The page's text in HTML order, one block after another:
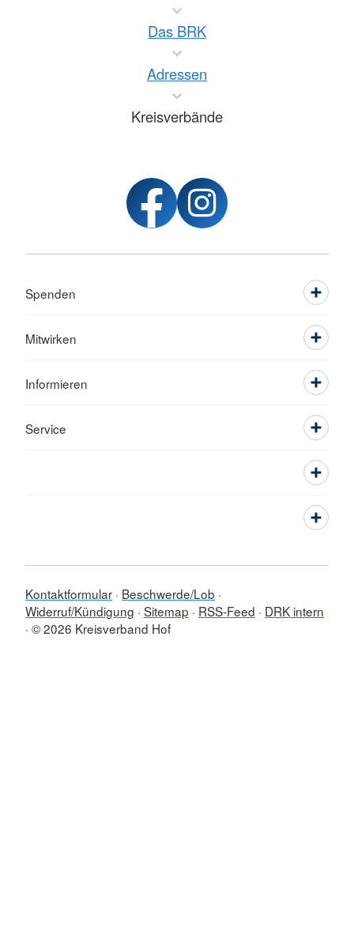
Das BRK
Adressen
Kreisverbände
Spenden
Mitwirken
Informieren
Service
Kontaktformular Beschwerde/Lob
Widerruf/Kündigung Sitemap RSS-Feed
DRK intern
© 2026 Kreisverband Hof